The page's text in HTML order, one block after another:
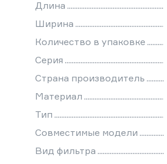
Длина
Ширина
Количество в упаковке
Серия
Страна производитель
Материал
Тип
Совместимые модели
Вид фильтра